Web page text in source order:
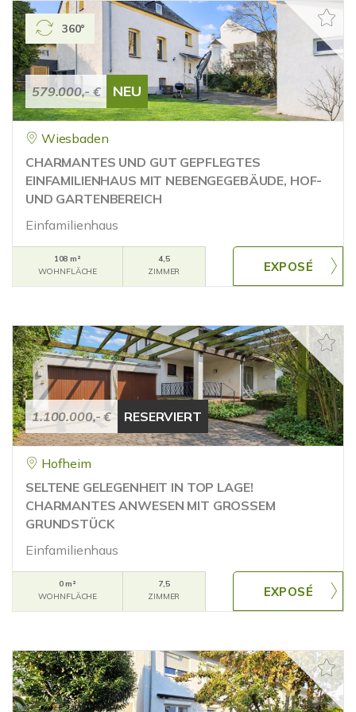
579.000,- € NEU
360°
Wiesbaden
CHARMANTES UND GUT GEPFLEGTES
EINFAMILIENHAUS MIT NEBENGEGEBÄUDE, HOF-
UND GARTENBEREICH
Einfamilienhaus
108 m²
WOHNFLÄCHE
4,5
ZIMMER
1.100.000,- € RESERVIERT
Hofheim
SELTENE GELEGENHEIT IN TOP LAGE!
CHARMANTES ANWESEN MIT GROSSEM
GRUNDSTÜCK
Einfamilienhaus
0 m²
WOHNFLÄCHE
7,5
ZIMMER